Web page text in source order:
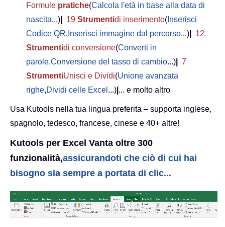
Formule pratiche(Calcola l'età in base alla data di
nascita...) 19 Strumentidi inserimento( Inserisci
Codice QR, Inserisci immagine dal percorso...)
12
Strumentidi conversione(Converti in
parole,Conversione del tasso di cambio...)
7
StrumentiUnisci e Dividi(Unione avanzata
righe,Dividi celle Excel ...) ... e molto altro
Usa Kutools nella tua lingua preferita – supporta inglese,
spagnolo, tedesco, francese, cinese e 40+ altre!
Kutools per Excel Vanta oltre 300
funzionalità,assicurandoti che ciò di cui hai
bisogno sia sempre a portata di clic...